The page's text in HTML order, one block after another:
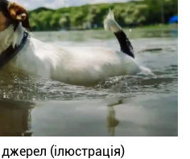
(ілюстрація)